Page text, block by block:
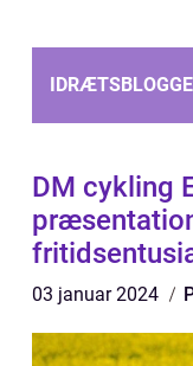
DM cykling
03 januar 2024